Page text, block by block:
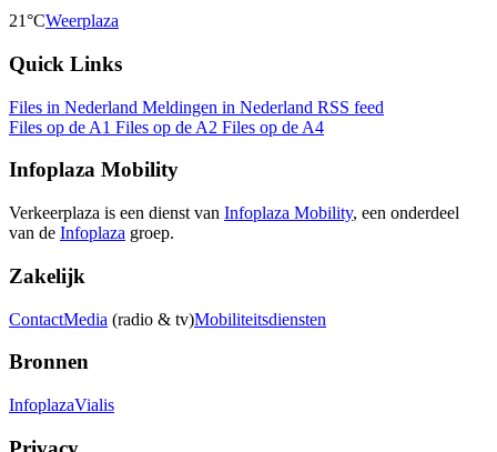
21°CWeerplaza
Quick Links
Files in Nederland Meldingen in Nederland RSS feed
Files op de A1 Files op de A2 Files op de A4
Infoplaza Mobility
Verkeerplaza is een dienst van Infoplaza Mobility, een onderdeel
van de Infoplaza groep.
Zakelijk
ContactMedia (radio & tv)Mobiliteitsdiensten
Bronnen
InfoplazaVialis